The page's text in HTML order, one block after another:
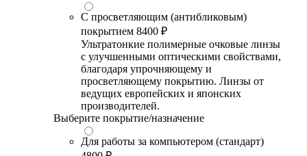
С просветляющим (антибликовым)
покрытием 8400 ₽
Ультратонкие полимерные очковые линзы
с улучшенными оптическими свойствами,
благодаря упрочняющему и
просветляющему покрытию. Линзы от
ведущих европейских и японских
производителей.
Выберите покрытие/назначение
Для работы за компьютером (стандарт)